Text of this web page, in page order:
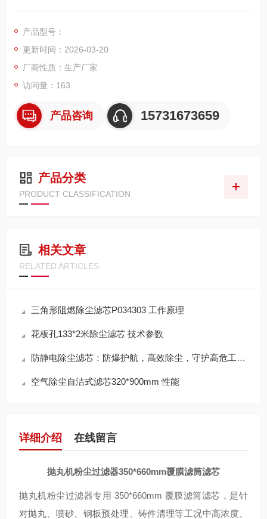
计，外径 350mm、高度 660mm，采用高强度聚酯基材覆合 PT
容易、低阻力、长寿命等特点，适配各类抛丸机配套脉冲除尘
器，有效处理金属氧化皮、砂粒、铁屑粉尘，保障设备稳定运行
与环保达标。
产品型号：
更新时间：2026-03-20
厂商性质：生产厂家
访问量：163
产品咨询 15731673659
产品分类
PRODUCT CLASSIFICATION
相关文章
RELATED ARTICLES
三角形阻燃除尘滤芯P034303 工作原理
花板孔133*2米除尘滤芯 技术参数
防静电除尘滤芯：防爆护航，高效除尘，守护高危工况安全
空气除尘自洁式滤芯320*900mm 性能
详细介绍 在线留言
抛丸机粉尘过滤器350*660mm覆膜滤筒滤芯
抛丸机粉尘过滤器专用 350*660mm 覆膜滤筒滤芯，是针
对抛丸、喷砂、钢板预处理、铸件清理等工况中高浓度、